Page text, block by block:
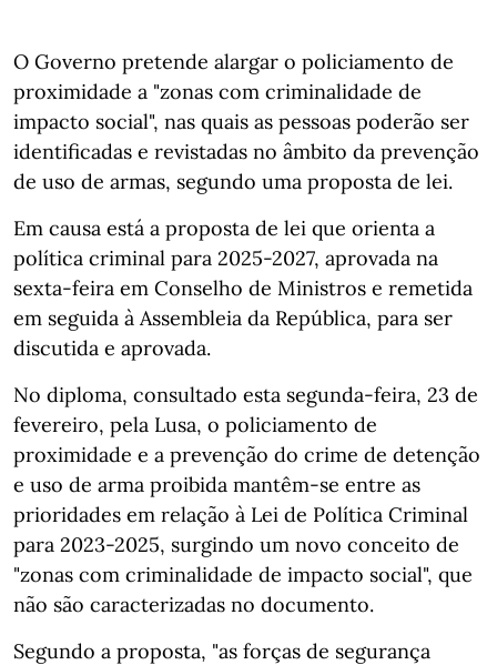
O Governo pretende alargar o policiamento de
proximidade a "zonas com criminalidade de
impacto social", nas quais as pessoas poderão ser
identificadas e revistadas no âmbito da prevenção
de uso de armas, segundo uma proposta de lei.
Em causa está a proposta de lei que orienta a
política criminal para 2025-2027, aprovada na
sexta-feira em Conselho de Ministros e remetida
em seguida à Assembleia da República, para ser
discutida e aprovada.
No diploma, consultado esta segunda-feira, 23 de
fevereiro, pela Lusa, o policiamento de
proximidade e a prevenção do crime de detenção
e uso de arma proibida mantêm-se entre as
prioridades em relação à Lei de Política Criminal
para 2023-2025, surgindo um novo conceito de
"zonas com criminalidade de impacto social", que
não são caracterizadas no documento.
Segundo a proposta, "as forças de segurança